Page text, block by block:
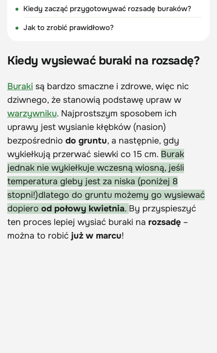
Kiedy zacząć przygotowywać rozsadę buraków?
Jak to zrobić prawidłowo?
Kiedy wysiewać buraki na rozsadę?
Buraki są bardzo smaczne i zdrowe, więc nic
dziwnego, że stanowią podstawę upraw w
warzywniku. Najprostszym sposobem ich
uprawy jest wysianie kłębków (nasion)
bezpośrednio do gruntu, a następnie, gdy
wykiełkują przerwać siewki co 15 cm. Burak
jednak nie wykiełkuje wczesną wiosną, jeśli
temperatura gleby jest za niska (poniżej 8
stopni!)dlatego do gruntu możemy go wysiewać
dopiero od połowy kwietnia. By przyspieszyć
ten proces lepiej wysiać buraki na rozsadę –
można to robić już w marcu!